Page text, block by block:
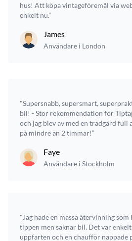
hus! Att köpa vintageföremål via
enkelt nu.”
James
Användare i London
"Supersnabb, supersmart,
bil! - Stor rekommendation för
och jag blev av med en trädgård full
på mindre än 2 timmar!”
Faye
Användare i Stockholm
"Jag hade en massa återvinning
tippen men saknar bil. Det var
uppfarten och en chaufför nappade